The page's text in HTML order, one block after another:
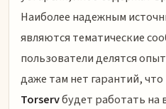
Наиболее надежным
являются тематические
пользователи делятся
даже там нет гарантий,
Torservбудет работать на